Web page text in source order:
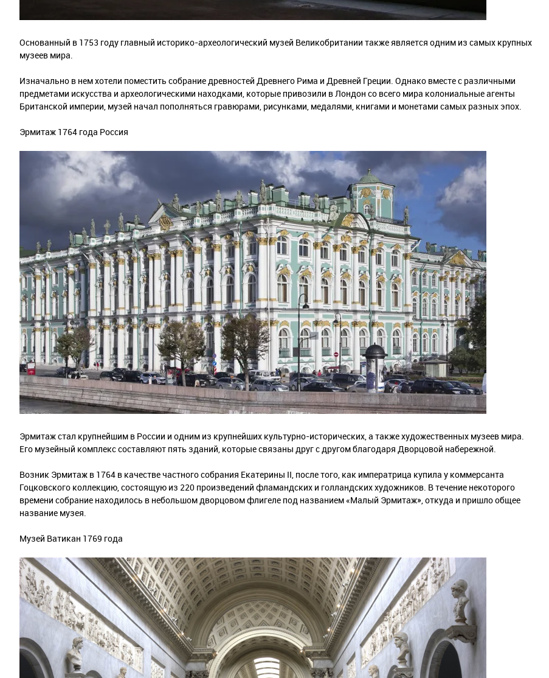
Основанный в 1753 году главный историко-археологический музей Великобритании также является одним из самых крупных
музеев мира.
Изначально в нем хотели поместить собрание древностей Древнего Рима и Древней Греции. Однако вместе с различными
предметами искусства и археологическими находками, которые привозили в Лондон со всего мира колониальные агенты
Британской империи, музей начал пополняться гравюрами, рисунками, медалями, книгами и монетами самых разных эпох.
Эрмитаж 1764 года Россия
Эрмитаж стал крупнейшим в России и одним из крупнейших культурно-исторических, а также художественных музеев мира.
Его музейный комплекс составляют пять зданий, которые связаны друг с другом благодаря Дворцовой набережной.
Возник Эрмитаж в 1764 в качестве частного собрания Екатерины II, после того, как императрица купила у коммерсанта
Гоцковского коллекцию, состоящую из 220 произведений фламандских и голландских художников. В течение некоторого
времени собрание находилось в небольшом дворцовом флигеле под названием «Малый Эрмитаж», откуда и пришло общее
название музея.
Музей Ватикан 1769 года